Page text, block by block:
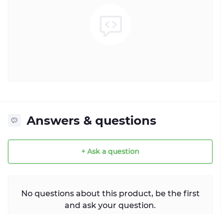
Answers & questions
+ Ask a question
No questions about this product, be the first
and ask your question.